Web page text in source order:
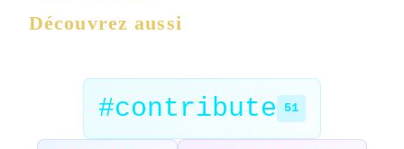
Découvrez aussi
#contribute 51